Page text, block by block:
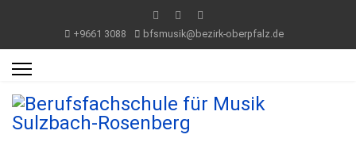
+9661 3088 bfsmusik@bezirk-oberpfalz.de